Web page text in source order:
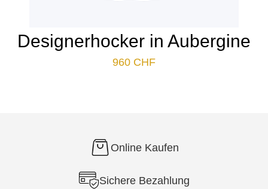
Designerhocker in Aubergine
960 CHF
Online Kaufen
Sichere Bezahlung